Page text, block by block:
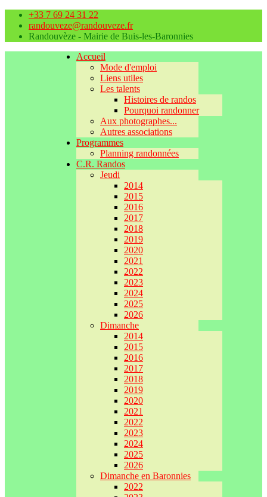
+33 7 69 24 31 22
randouveze@randouveze.fr
Randouvèze - Mairie de Buis-les-Baronnies
Accueil
Mode d'emploi
Liens utiles
Les talents
Histoires de randos
Pourquoi randonner
Aux photographes...
Autres associations
Programmes
Planning randonnées
C.R. Randos
Jeudi
2014
2015
2016
2017
2018
2019
2020
2021
2022
2023
2024
2025
2026
Dimanche
2014
2015
2016
2017
2018
2019
2020
2021
2022
2023
2024
2025
2026
Dimanche en Baronnies
2022